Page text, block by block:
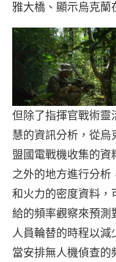
雅大橋、顯示烏克蘭
但除了指揮官戰術
慧的資訊分析，從
盟國電戰機收集的
之外的地方進行分
和火力的密度資料
給的頻率觀察來預
人員輪替的時程以
當安排無人機偵查的